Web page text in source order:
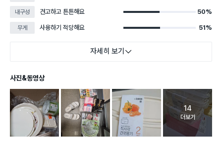
내구성 견고하고 튼튼해요 50%
무게 사용하기 적당해요 51%
자세히 보기
사진&동영상
고객 리뷰
14
더보기